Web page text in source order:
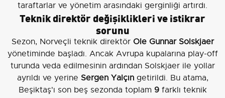
taraftarlar ve yönetim arasındaki gerginliği artırdı.
Teknik direktör değişiklikleri ve istikrar
sorunu
Sezon, Norveçli teknik direktör Ole Gunnar Solskjaer
yönetiminde başladı. Ancak Avrupa kupalarına play-off
turunda veda edilmesinin ardından Solskjaer ile yollar
ayrıldı ve yerine Sergen Yalçıngetirildi. Bu atama,
Beşiktaş'ı son beş sezonda toplam 9farklı teknik